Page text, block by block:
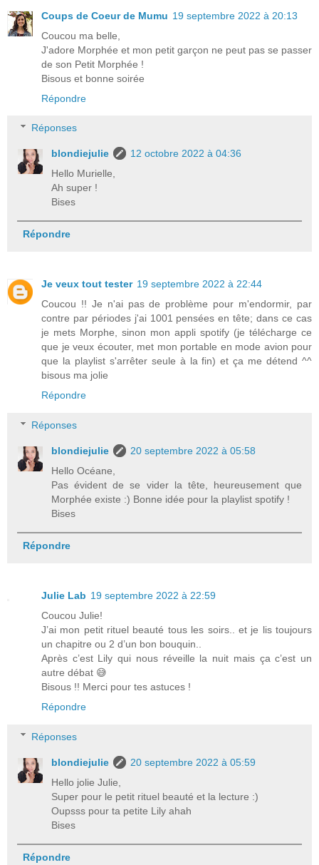
Coups de Coeur de Mumu 19 septembre 2022 à 20:13
Coucou ma belle,
J'adore Morphée et mon petit garçon ne peut pas se passer
de son Petit Morphée !
Bisous et bonne soirée
Répondre
Réponses
blondiejulie
12 octobre 2022 à 04:36
Hello Murielle,
Ah super !
Bises
Répondre
Je veux tout tester 19 septembre 2022 à 22:44
Coucou !! Je n'ai pas de problème pour m'endormir, par
contre par périodes j'ai 1001 pensées en tête; dans ce cas
je mets Morphe, sinon mon appli spotify (je télécharge ce
que je veux écouter, met mon portable en mode avion pour
que la playlist s'arrêter seule à la fin) et ça me détend ^^
bisous ma jolie
Répondre
Réponses
blondiejulie
20 septembre 2022 à 05:58
Hello Océane,
Pas évident de se vider la tête, heureusement que
Morphée existe :) Bonne idée pour la playlist spotify !
Bises
Répondre
Julie Lab 19 septembre 2022 à 22:59
Coucou Julie!
J’ai mon petit rituel beauté tous les soirs.. et je lis toujours
un chapitre ou 2 d’un bon bouquin..
Après c’est Lily qui nous réveille la nuit mais ça c’est un
autre débat 😅
Bisous !! Merci pour tes astuces !
Répondre
Réponses
blondiejulie
20 septembre 2022 à 05:59
Hello jolie Julie,
Super pour le petit rituel beauté et la lecture :)
Oupsss pour ta petite Lily ahah
Bises
Répondre